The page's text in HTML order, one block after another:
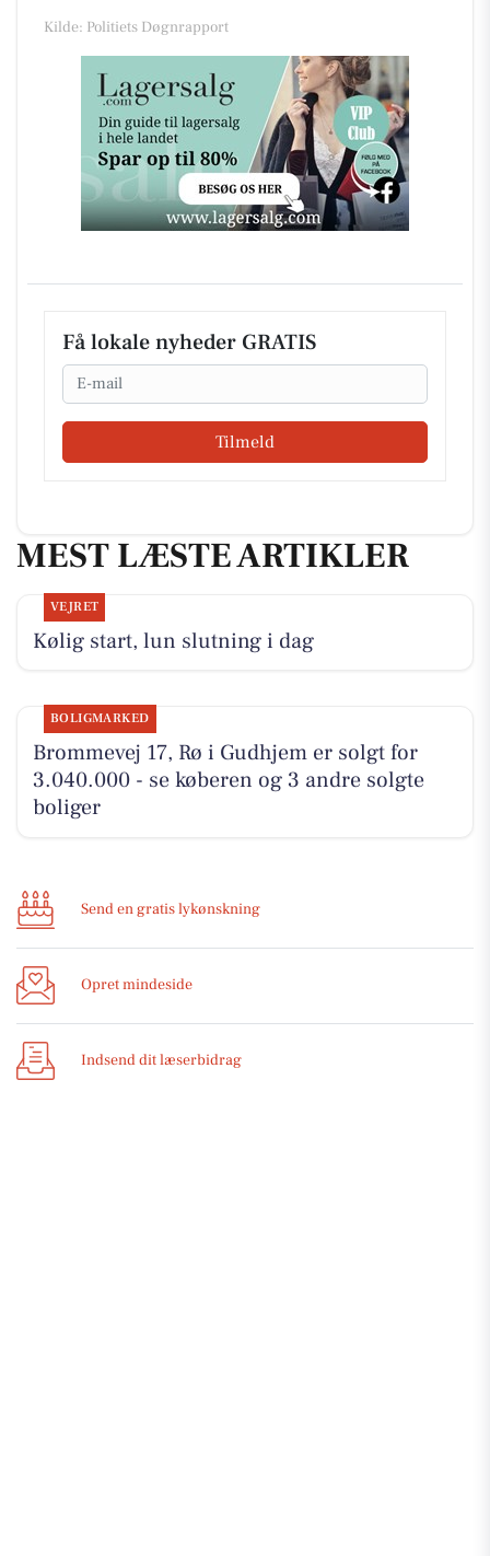
Kilde: Politiets Døgnrapport
Få lokale nyheder GRATIS
Email
Tilmeld
MEST LÆSTE ARTIKLER
VEJRET
Kølig start, lun slutning i dag
BOLIGMARKED
Brommevej 17, Rø i Gudhjem er solgt for
3.040.000 - se køberen og 3 andre solgte
boliger
Send en gratis lykønskning
Opret mindeside
Indsend dit læserbidrag